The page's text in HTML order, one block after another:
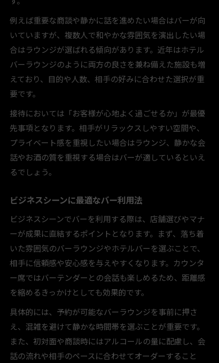
例えば重要な商談や静かに話を進めたい場合はバーが向
いていますが、複数人で和やかな雰囲気を演出したい場
合はラウンジが選ばれる傾向があります。近年はホテル
バーラウンジのように両方の良さを兼ね備えた施設も増
えており、目的や人数、相手の好みに合わせた選択が重
要です。
接待においては「お客様が心地よく過ごせるか」が最優
先事項となります。相手がリラックスしやすい空間や、
プライベート感を重視したい場合はラウンジ、静かな会
話やお酒の質を重視する場合はバーが適しているといえ
るでしょう。
ビジネスシーンに最適なバー利用法
ビジネスシーンでバーを利用する際は、店舗選びやマナ
ーが成果に直結するポイントとなります。まず、落ち着
いた雰囲気のバーラウンジやホテルバーを選ぶことで、
相手に信頼感や安心感を与えやすくなります。カウンタ
ー席ではバーテンダーとの会話も楽しめるため、距離感
を縮めるきっかけとしても効果的です。
具体的には、予約が可能なバーラウンジを事前に押さ
え、混雑を避けて静かな時間帯を選ぶことが重要です。
また、初対面や商談時にはアルコールの量に配慮し、会
話の流れや相手のペースに合わせてオーダーすること